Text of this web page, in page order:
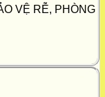
VỆ RỄ, PHÒNG